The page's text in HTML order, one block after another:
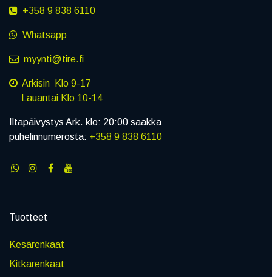
+358 9 838 6110
Whatsapp
myynti@tire.fi
Arkisin Klo 9-17
Lauantai Klo 10-14
Iltapäivystys Ark. klo: 20:00 saakka
puhelinnumerosta: +358 9 838 6110
Tuotteet
Kesärenkaat
Kitkarenkaat